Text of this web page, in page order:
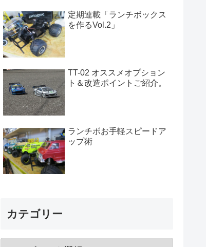
定期連載「ランチボックス
を作るVol.2」
TT-02 オススメオプション
ト＆改造ポイントご紹介。
ランチボお手軽スピードア
ップ術
カテゴリー